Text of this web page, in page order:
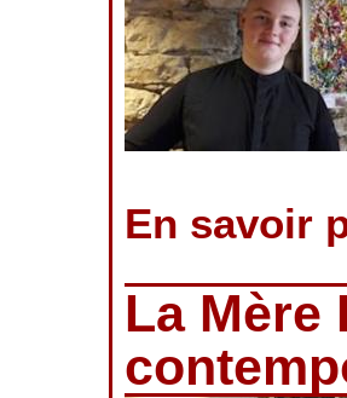
En savoir
La Mère